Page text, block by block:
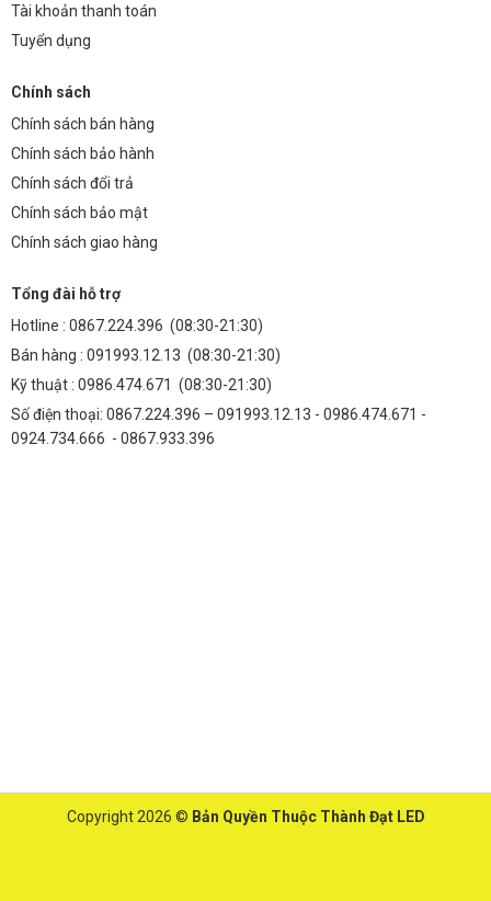
Tài khoản thanh toán
Tuyển dụng
Chính sách
Chính sách bán hàng
Chính sách bảo hành
Chính sách đổi trả
Chính sách bảo mật
Chính sách giao hàng
Tổng đài hỗ trợ
Hotline : 0867.224.396 (08:30-21:30)
Bán hàng : 091993.12.13 (08:30-21:30)
Kỹ thuật : 0986.474.671 (08:30-21:30)
Số điện thoại: 0867.224.396 – 091993.12.13 - 0986.474.671 -
0924.734.666 - 0867.933.396
Copyright 2026 © Bản Quyền Thuộc Thành Đạt LED